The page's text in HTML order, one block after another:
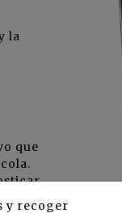
la
que
y recoger